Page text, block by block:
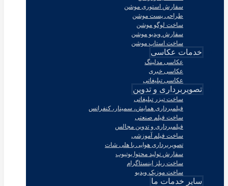
سفارش استوری موشن
طراحی پست موشن
ساخت لوگو موشن
سفارش ویدیو موشن
ساخت استاپ موشن
خدمات عکاسی
عکاسی مدلینگ
عکاسی خبری
عکاسی تبلیغاتی
تصویربرداری و تدوین
ساخت تیزر تبلیغاتی
فیلمبرداری همایش، سمینار، کنفرانس
ساخت فیلم صنعتی
فیلمبرداری و تدوین مجالس
ساخت فیلم آموزشی
تصویربرداری هوایی با هلی شات
سفارش تولید محتوا یوتیوب
ساخت ریلز اینستاگرام
ساخت موزیک ویدیو
سایر خدمات ما